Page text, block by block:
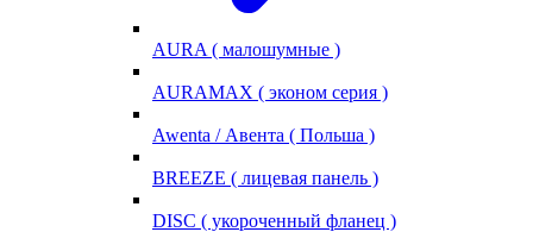
AURA ( малошумные )
AURAMAX ( эконом серия )
Awenta / Авента ( Польша )
BREEZE ( лицевая панель )
DISC ( укороченный фланец )